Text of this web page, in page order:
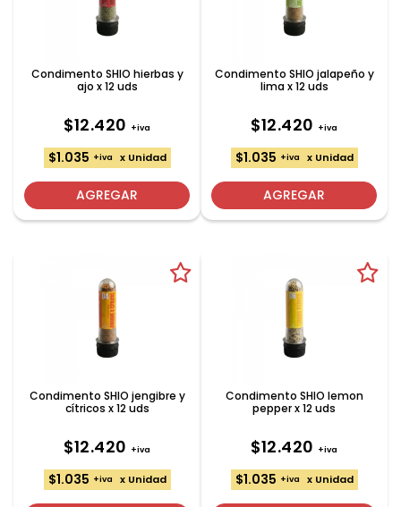
Condimento SHIO hierbas y
ajo x 12 uds
$12.420 +iva
$1.035 +iva x Unidad
AGREGAR
Condimento SHIO jalapeño y
lima x 12 uds
$12.420 +iva
$1.035 +iva x Unidad
AGREGAR
Condimento SHIO jengibre y
cítricos x 12 uds
$12.420 +iva
$1.035 +iva x Unidad
Condimento SHIO lemon
pepper x 12 uds
$12.420 +iva
$1.035 +iva x Unidad